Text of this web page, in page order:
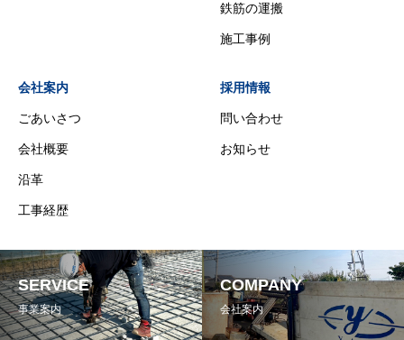
鉄筋の運搬
施工事例
会社案内
ごあいさつ
会社概要
沿革
工事経歴
採用情報
問い合わせ
お知らせ
SERVICE
事業案内
COMPANY
会社案内